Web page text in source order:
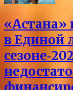
«Астана»
в Единой